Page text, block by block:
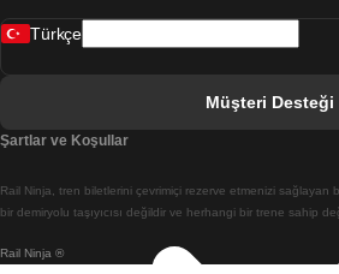
Budapeşte Viyana
Busan Cheonan(Asan)
Rail Ninja ®
Rail Ninja, tren biletlerini çevrimiçi rezerve etmenizi sağlayan
bir demiryolu taşıyıcısı değildir ve herhangi bir trene sahip
Türkçe
Müşteri Desteği
Şartlar ve Koşullar